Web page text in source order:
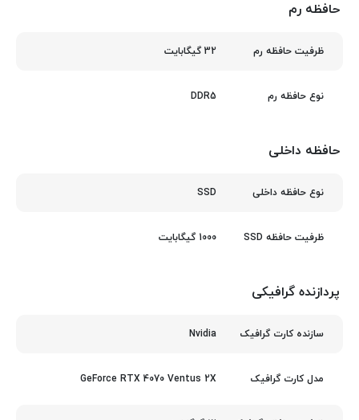
حافظه رم
ظرفیت حافظه رم 32 گیگابایت
نوع حافظه رم DDR5
حافظه داخلی
نوع حافظه داخلی SSD
ظرفیت حافظه SSD 1000 گیگابایت
پردازنده گرافیکی
سازنده کارت گرافیک Nvidia
مدل کارت گرافیک GeForce RTX 4070 Ventus 2X